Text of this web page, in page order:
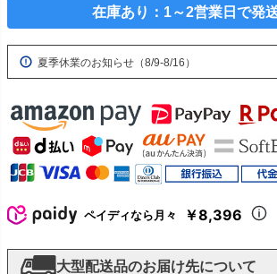
在庫あり：1～2営業日で発
夏季休業のお知らせ（8/9-8/16）
ペイディなら月々 ￥8,396
大型配送品のお届け先について